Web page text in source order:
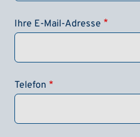
Ihre E-Mail-Adresse
Telefon